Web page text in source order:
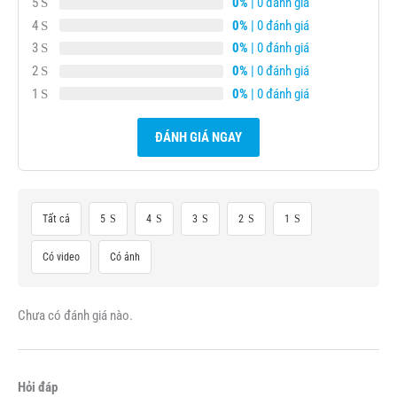
4
0% | 0 đánh giá
3
0% | 0 đánh giá
2
0% | 0 đánh giá
1
0% | 0 đánh giá
ĐÁNH GIÁ NGAY
Tất cả 5 4 3 2 1
Có video Có ảnh
Chưa có đánh giá nào.
Hỏi đáp